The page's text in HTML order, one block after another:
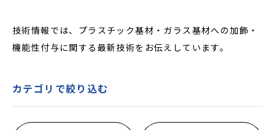
技術情報では、プラスチック基材・ガラス基材への加飾・
機能性付与に関する最新技術をお伝えしています。
カテゴリで絞り込む